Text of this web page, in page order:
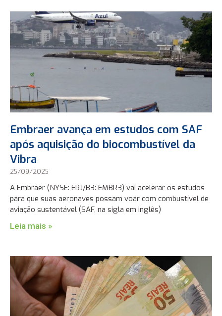
Embraer avança em estudos com SAF
após aquisição do biocombustível da
Vibra
25/09/2025
A Embraer (NYSE: ERJ/B3: EMBR3) vai acelerar os estudos
para que suas aeronaves possam voar com combustível de
aviação sustentável (SAF, na sigla em inglês)
Leia mais »